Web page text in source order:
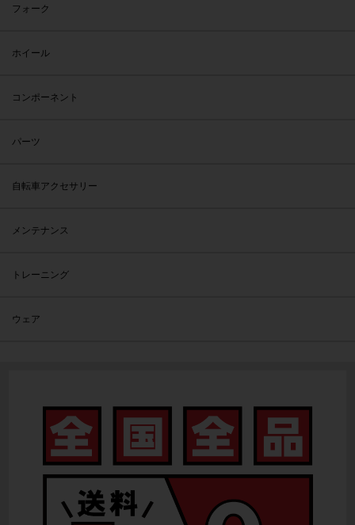
フォーク
ホイール
コンポーネント
パーツ
自転車アクセサリー
メンテナンス
トレーニング
ウェア